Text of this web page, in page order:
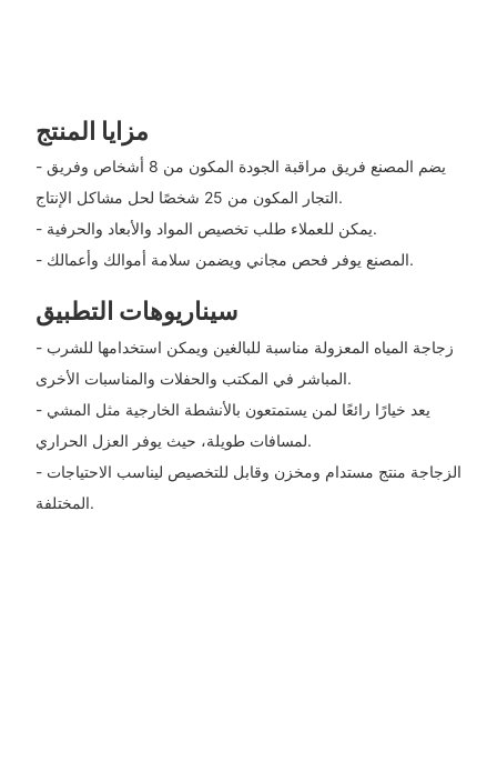
مزايا المنتج
- يضم المصنع فريق مراقبة الجودة المكون من 8 أشخاص وفريق
التجار المكون من 25 شخصًا لحل مشاكل الإنتاج.
- يمكن للعملاء طلب تخصيص المواد والأبعاد والحرفية.
- المصنع يوفر فحص مجاني ويضمن سلامة أموالك وأعمالك.
سيناريوهات التطبيق
- زجاجة المياه المعزولة مناسبة للبالغين ويمكن استخدامها للشرب
المباشر في المكتب والحفلات والمناسبات الأخرى.
- يعد خيارًا رائعًا لمن يستمتعون بالأنشطة الخارجية مثل المشي
لمسافات طويلة، حيث يوفر العزل الحراري.
- الزجاجة منتج مستدام ومخزن وقابل للتخصيص ليناسب الاحتياجات
المختلفة.